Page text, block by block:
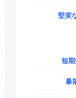
堅実
短
暴